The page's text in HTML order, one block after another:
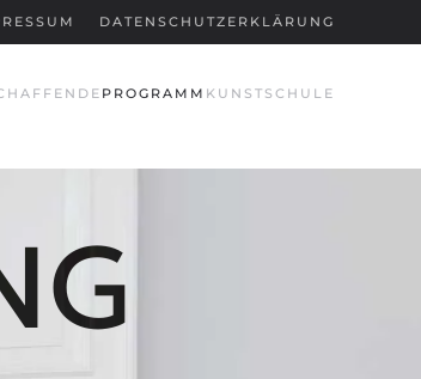
DATENSCHUTZERKLÄRUNG
PROGRAMM KUNSTSCHULE